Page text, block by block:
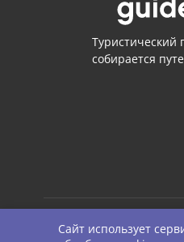
Туристический
собирается
Сайт использует